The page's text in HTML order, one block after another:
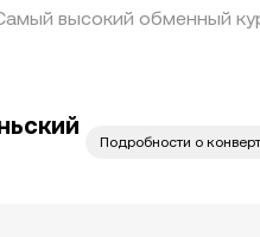
высокий обменный
Подробности о